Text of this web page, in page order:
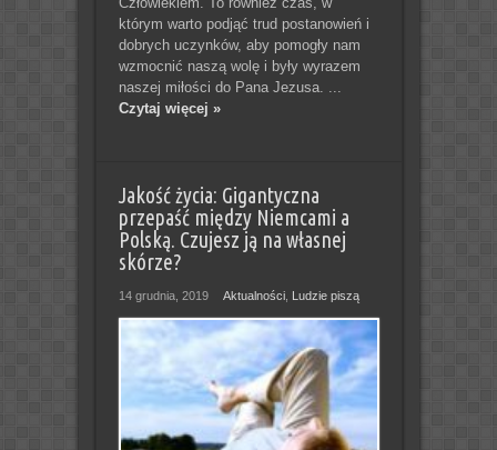
którym warto podjąć trud postanowień i
dobrych uczynków, aby pomogły nam
wzmocnić naszą wolę i były wyrazem
naszej miłości do Pana Jezusa. ...
Czytaj więcej »
Jakość życia: Gigantyczna
przepaść między Niemcami a
Polską. Czujesz ją na własnej
skórze?
14 grudnia, 2019 Aktualności, Ludzie piszą